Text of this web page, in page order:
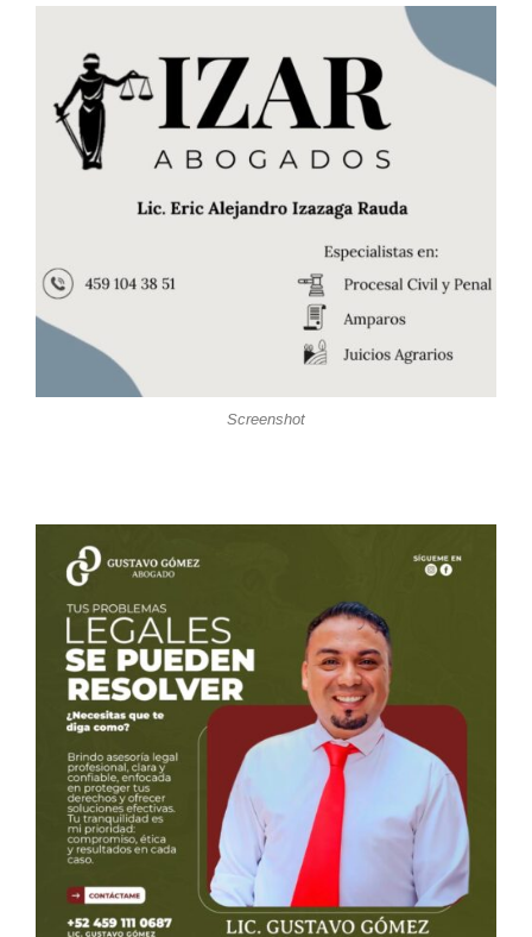
Screenshot